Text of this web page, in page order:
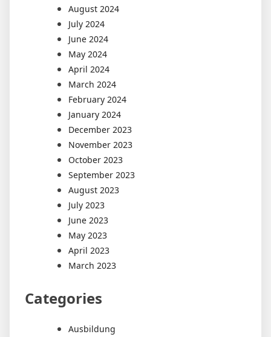
August 2024
July 2024
June 2024
May 2024
April 2024
March 2024
February 2024
January 2024
December 2023
November 2023
October 2023
September 2023
August 2023
July 2023
June 2023
May 2023
April 2023
March 2023
Categories
Ausbildung